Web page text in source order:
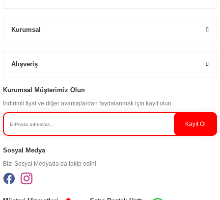
Kurumsal
Alışveriş
Kurumsal Müşterimiz Olun
İndirimli fiyat ve diğer avantajlardan faydalanmak için kayıt olun.
Kayıt Ol
Sosyal Medya
Bizi Sosyal Medyada da takip edin!